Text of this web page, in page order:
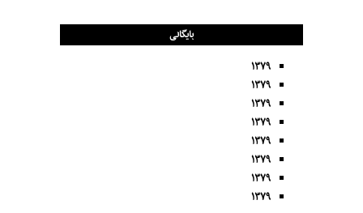
بایگانی
۱۳۷۹
۱۳۷۹
۱۳۷۹
۱۳۷۹
۱۳۷۹
۱۳۷۹
۱۳۷۹
۱۳۷۹